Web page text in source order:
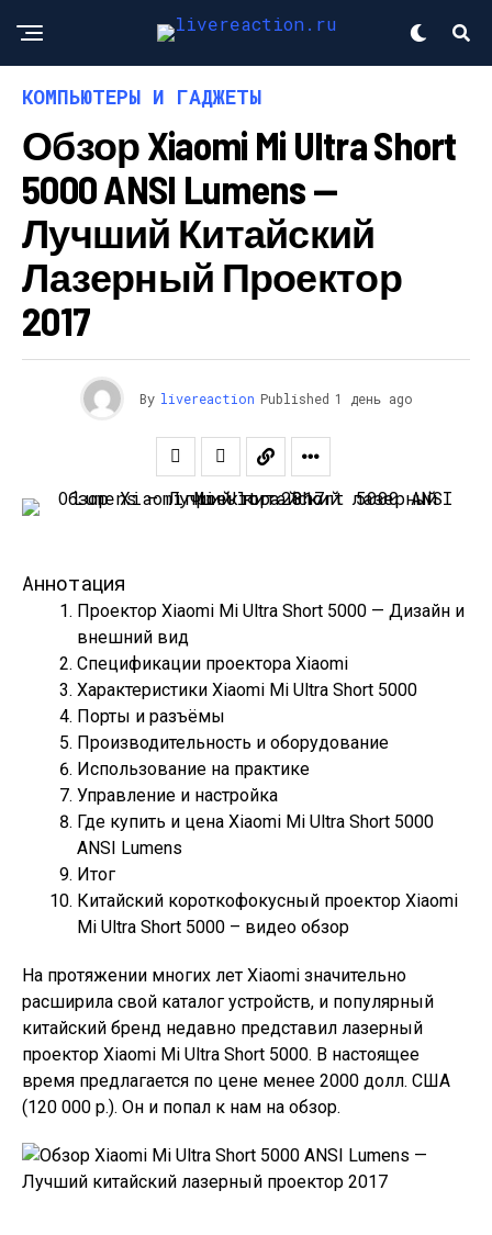
КОМПЬЮТЕРЫ И ГАДЖЕТЫ
Обзор Xiaomi Mi Ultra Short
5000 ANSI Lumens —
Лучший Китайский
Лазерный Проектор
2017
By livereaction Published 1 день ago
Аннотация
Проектор Xiaomi Mi Ultra Short 5000 — Дизайн и
внешний вид
Спецификации проектора Xiaomi
Характеристики Xiaomi Mi Ultra Short 5000
Порты и разъёмы
Производительность и оборудование
Использование на практике
Управление и настройка
Где купить и цена Xiaomi Mi Ultra Short 5000
ANSI Lumens
Итог
Китайский короткофокусный проектор Xiaomi
Mi Ultra Short 5000 – видео обзор
На протяжении многих лет Xiaomi значительно
расширила свой каталог устройств, и популярный
китайский бренд недавно представил лазерный
проектор Xiaomi Mi Ultra Short 5000. В настоящее
время предлагается по цене менее 2000 долл. США
(120 000 р.). Он и попал к нам на обзор.